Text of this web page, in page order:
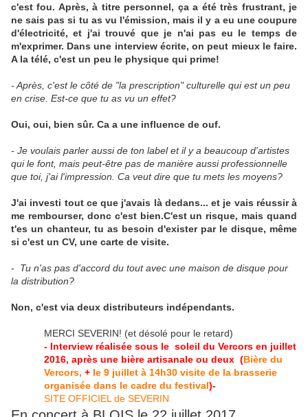
c'est fou. Après, à titre personnel, ça a été très frustrant, je
ne sais pas si tu as vu l'émission, mais il y a eu une coupure
d'électricité, et j'ai trouvé que je n'ai pas eu le temps de
m'exprimer. Dans une interview écrite, on peut mieux le faire.
A la télé, c'est un peu le physique qui prime!
- Après, c'est le côté de "la prescription" culturelle qui est un peu
en crise. Est-ce que tu as vu un effet?
Oui, oui, bien sûr. Ca a une influence de ouf.
- Je voulais parler aussi de ton label et il y a beaucoup d'artistes
qui le font, mais peut-être pas de manière aussi professionnelle
que toi, j'ai l'impression. Ca veut dire que tu mets les moyens?
J'ai investi tout ce que j'avais là dedans... et je vais réussir à
me rembourser, donc c'est bien.C'est un risque, mais quand
t'es un chanteur, tu as besoin d'exister par le disque, même
si c'est un CV, une carte de visite.
- Tu n'as pas d'accord du tout avec une maison de disque pour
la distribution?
Non, c'est via deux distributeurs indépendants.
MERCI SEVERIN! (et désolé pour le retard)
- Interview réalisée sous le soleil du Vercors en juillet
2016, après une bière artisanale ou deux (Bière du
Vercors, + le 9 juillet à 14h30 visite de la brasserie
organisée dans le cadre du festival)-
SITE OFFICIEL de SEVERIN